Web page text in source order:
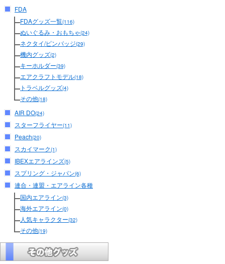
FDA
FDAグッズ一覧(116)
ぬいぐるみ・おもちゃ(24)
ネクタイ/ピンバッジ(29)
機内グッズ(2)
キーホルダー(39)
エアクラフトモデル(18)
トラベルグッズ(4)
その他(18)
AIR DO(24)
スターフライヤー(11)
Peach(20)
スカイマーク(1)
IBEXエアラインズ(5)
スプリング・ジャパン(6)
連合・連盟・エアライン各種
国内エアライン(3)
海外エアライン(0)
人気キャラクター(32)
その他(19)